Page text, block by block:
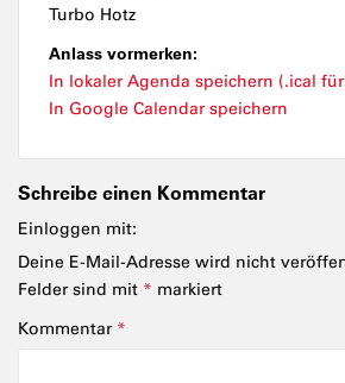
Turbo Hotz
Anlass vormerken:
In lokaler Agenda speichern (.ical
In Google Calendar speichern
Schreibe einen Kommentar
Einloggen mit:
Deine E-Mail-Adresse wird nicht
Felder sind mit * markiert
Kommentar *